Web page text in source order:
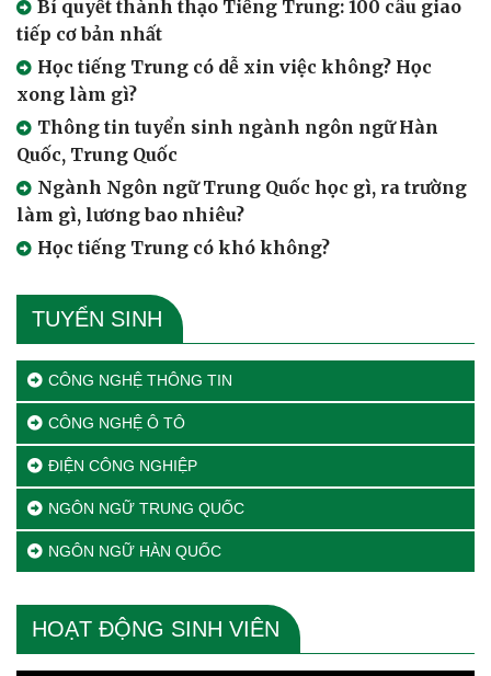
Bí quyết thành thạo Tiếng Trung: 100 câu giao
tiếp cơ bản nhất
Học tiếng Trung có dễ xin việc không? Học
xong làm gì?
Thông tin tuyển sinh ngành ngôn ngữ Hàn
Quốc, Trung Quốc
Ngành Ngôn ngữ Trung Quốc học gì, ra trường
làm gì, lương bao nhiêu?
Học tiếng Trung có khó không?
TUYỂN SINH
CÔNG NGHỆ THÔNG TIN
CÔNG NGHỆ Ô TÔ
ĐIỆN CÔNG NGHIỆP
NGÔN NGỮ TRUNG QUỐC
NGÔN NGỮ HÀN QUỐC
HOẠT ĐỘNG SINH VIÊN